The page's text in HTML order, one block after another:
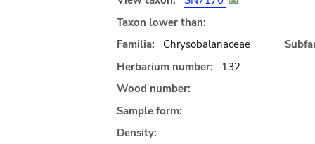
Taxon lower than:
Familia:
Chrysobalanaceae
Herbarium number:
132
Wood number:
Sample form:
Density: